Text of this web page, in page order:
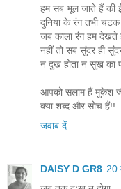
हम सब भूल जाते हैं की
दुनिया के रंग तभी
जब काला रंग हम देखते
नहीं तो सब सुंदर ही
न दुख होता न सुख का
आपको सलाम हैं मुकेश
क्या शब्द और सोच हैं!!
जवाब दें
DAISY D GR8 20